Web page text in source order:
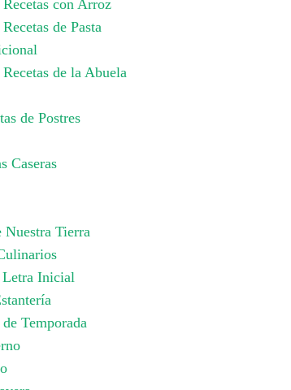
Recetas con Arroz
Recetas de Pasta
Recetas de la Abuela
de Postres
Caseras
Nuestra Tierra
Letra Inicial
Temporada